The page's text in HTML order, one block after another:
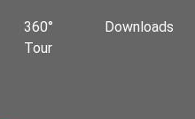
360°
Tour
Downloads